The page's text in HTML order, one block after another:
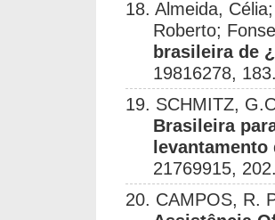
18. Almeida,
Roberto;
brasileira de
19816278,
19. SCHMITZ,
Brasileira
21769915,
20. CAMPOS, R.